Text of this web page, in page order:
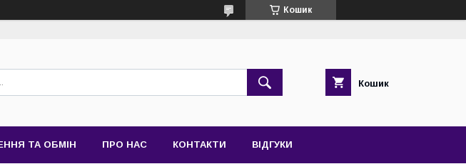
Кошик
Кошик
ТА ОБМІН ПРО НАС КОНТАКТИ ВІДГУКИ